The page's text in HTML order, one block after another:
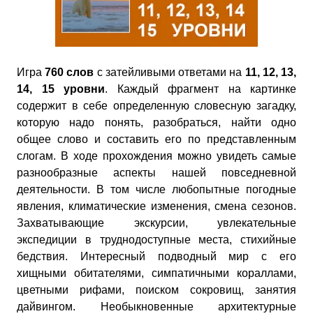
Игра 760 слов с затейливыми ответами на 11, 12, 13,
14, 15 уровни. Каждый фрагмент на картинке
содержит в себе определенную словесную загадку,
которую надо понять, разобраться, найти одно
общее слово и составить его по представленным
слогам. В ходе прохождения можно увидеть самые
разнообразные аспекты нашей повседневной
деятельности. В том числе любопытные погодные
явления, климатические изменения, смена сезонов.
Захватывающие экскурсии, увлекательные
экспедиции в труднодоступные места, стихийные
бедствия. Интересный подводный мир с его
хищными обитателями, симпатичными кораллами,
цветными рифами, поиском сокровищ, занятия
дайвингом. Необыкновенные архитектурные